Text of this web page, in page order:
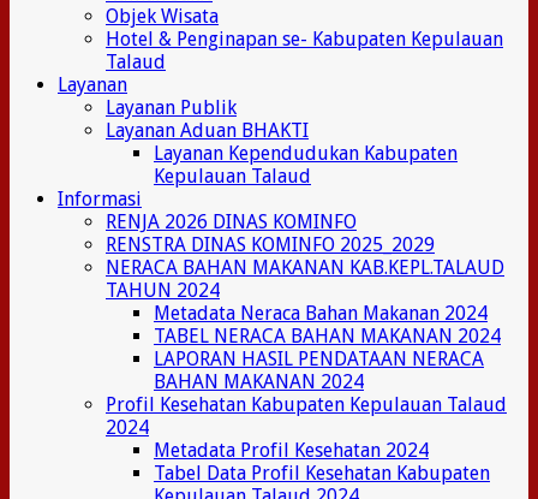
Objek Wisata
Hotel & Penginapan se- Kabupaten Kepulauan
Talaud
Layanan
Layanan Publik
Layanan Aduan BHAKTI
Layanan Kependudukan Kabupaten
Kepulauan Talaud
Informasi
RENJA 2026 DINAS KOMINFO
RENSTRA DINAS KOMINFO 2025_2029
NERACA BAHAN MAKANAN KAB.KEPL.TALAUD
TAHUN 2024
Metadata Neraca Bahan Makanan 2024
TABEL NERACA BAHAN MAKANAN 2024
LAPORAN HASIL PENDATAAN NERACA
BAHAN MAKANAN 2024
Profil Kesehatan Kabupaten Kepulauan Talaud
2024
Metadata Profil Kesehatan 2024
Tabel Data Profil Kesehatan Kabupaten